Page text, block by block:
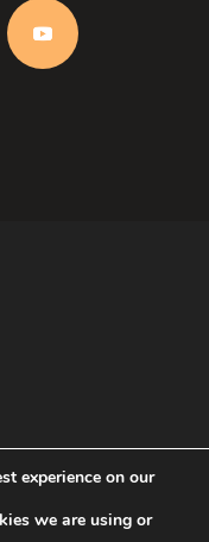
experience on our
we are using or